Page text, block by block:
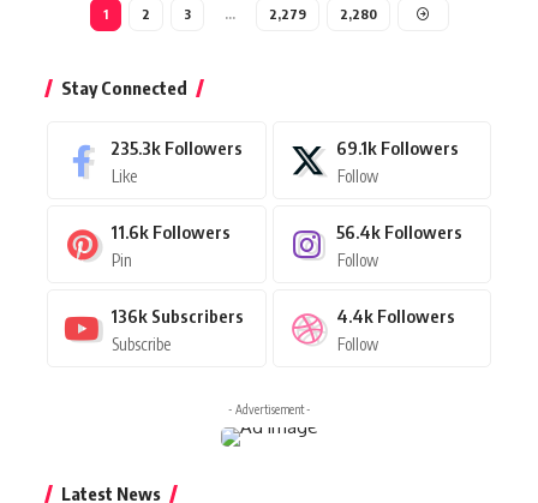
1 2 3 … 2,279 2,280
Stay Connected
235.3k Followers
Like
69.1k Followers
Follow
11.6k Followers
Pin
56.4k Followers
Follow
136k Subscribers
Subscribe
4.4k Followers
Follow
- Advertisement -
Latest News